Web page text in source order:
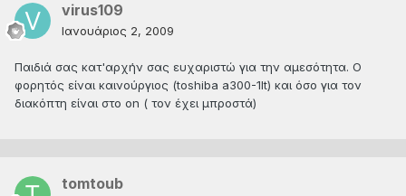
virus109
Ιανουάριος 2, 2009
Παιδιά σας κατ'αρχήν σας ευχαριστώ για την αμεσότητα. Ο
φορητός είναι καινούργιος (toshiba a300-1lt) και όσο για τον
διακόπτη είναι στο on ( τον έχει μπροστά)
tomtoub